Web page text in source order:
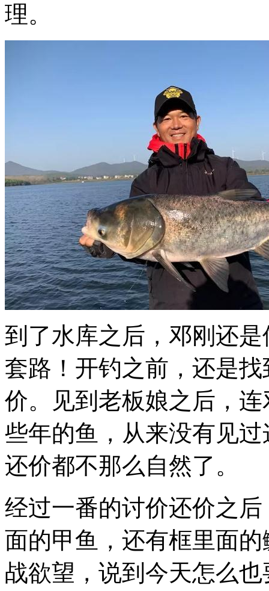
理。
到了水库之后，邓刚还
套路！开钓之前，还是
价。见到老板娘之后，
些年的鱼，从来没有见
还价都不那么自然了。
经过一番的讨价还价之
面的甲鱼，还有框里面
战欲望，说到今天怎么